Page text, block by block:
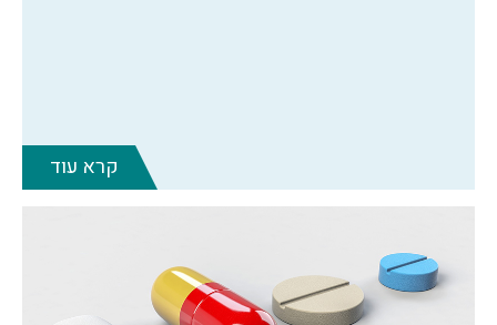
קרא עוד